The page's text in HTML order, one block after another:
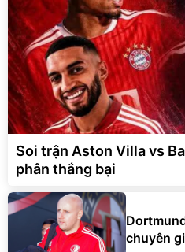
Soi trận Aston Villa vs
phân thắng bại
chuyên